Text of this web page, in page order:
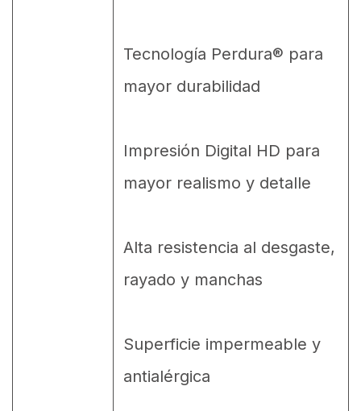
Tecnología Perdura® para
mayor durabilidad
Impresión Digital HD para
mayor realismo y detalle
Alta resistencia al desgaste,
rayado y manchas
Superficie impermeable y
antialérgica